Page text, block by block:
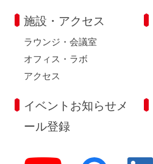
施設・アクセス
ラウンジ・会議室
オフィス・ラボ
アクセス
イベントお知らせメ
ール登録